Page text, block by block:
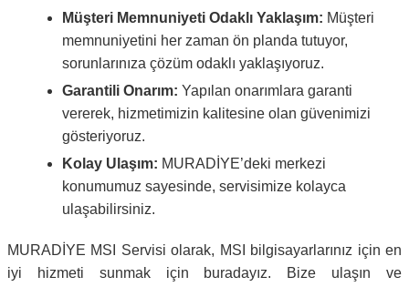
Müşteri Memnuniyeti Odaklı Yaklaşım: Müşteri
memnuniyetini her zaman ön planda tutuyor,
sorunlarınıza çözüm odaklı yaklaşıyoruz.
Garantili Onarım: Yapılan onarımlara garanti
vererek, hizmetimizin kalitesine olan güvenimizi
gösteriyoruz.
Kolay Ulaşım: MURADİYE’deki merkezi
konumumuz sayesinde, servisimize kolayca
ulaşabilirsiniz.
MURADİYE MSI Servisi olarak, MSI bilgisayarlarınız için en
iyi hizmeti sunmak için buradayız. Bize ulaşın ve